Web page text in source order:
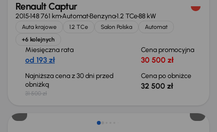
Renault Captur
2015148 761 kmAutomatBenzyna1.2 TCe88 kW
Auta krajowe 1.2 TCe Salon Polska
Automat
+6 kolejnych
Miesięczna rata
od 193 zł
Cena promocyjna
30 500 zł
Najniższa cena z 30 dni przed
obniżką
31 500 zł
Cena po obniżce
32 500 zł